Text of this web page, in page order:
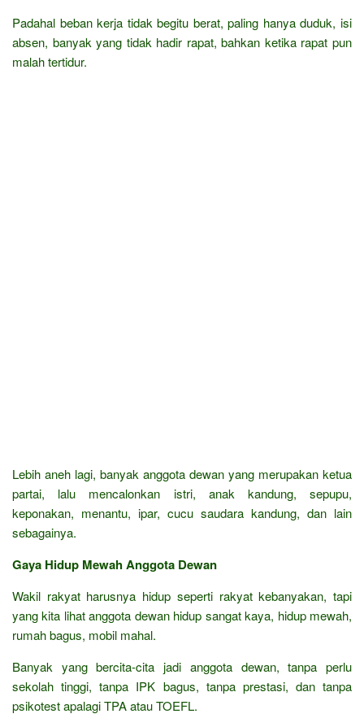
Padahal beban kerja tidak begitu berat, paling hanya duduk, isi
absen, banyak yang tidak hadir rapat, bahkan ketika rapat pun
malah tertidur.
Lebih aneh lagi, banyak anggota dewan yang merupakan ketua
partai, lalu mencalonkan istri, anak kandung, sepupu,
keponakan, menantu, ipar, cucu saudara kandung, dan lain
sebagainya.
Gaya Hidup Mewah Anggota Dewan
Wakil rakyat harusnya hidup seperti rakyat kebanyakan, tapi
yang kita lihat anggota dewan hidup sangat kaya, hidup mewah,
rumah bagus, mobil mahal.
Banyak yang bercita-cita jadi anggota dewan, tanpa perlu
sekolah tinggi, tanpa IPK bagus, tanpa prestasi, dan tanpa
psikotest apalagi TPA atau TOEFL.